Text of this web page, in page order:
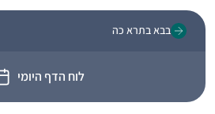
בבא בתרא כה
לוח הדף היומי